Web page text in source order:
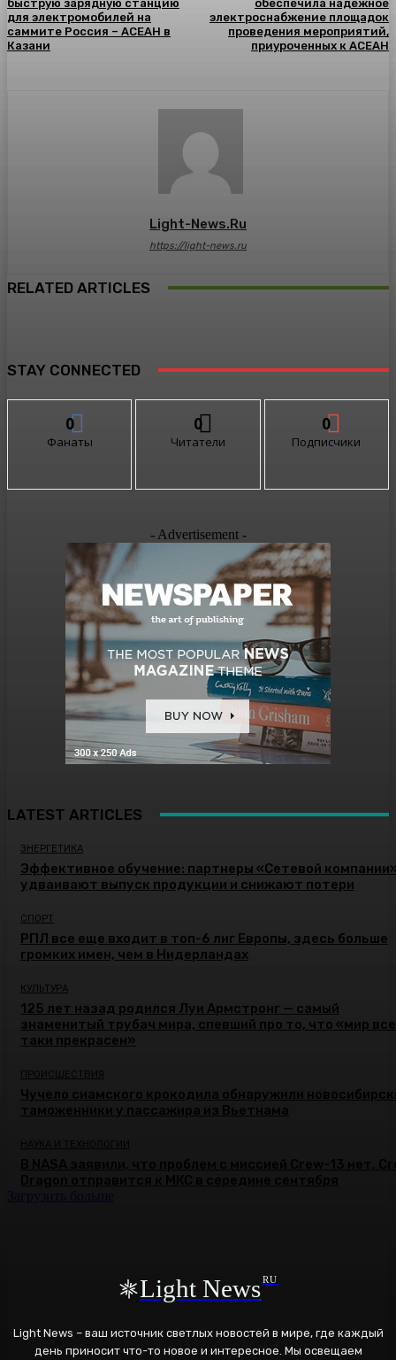
быструю зарядную станцию
для электромобилей на
саммите Россия – АСЕАН в
Казани
обеспечила надежное
электроснабжение площадок
проведения мероприятий,
приуроченных к АСЕАН
Light-News.ru
https://light-news.ru
RELATED ARTICLES
STAY CONNECTED
0
Фанаты
0
Читатели
0
Подписчики
- Advertisement -
LATEST ARTICLES
ЭНЕРГЕТИКА
Эффективное обучение: партнеры «Сетевой
удваивают выпуск продукции и снижают потери
СПОРТ
РПЛ все еще входит в топ-6 лиг Европы, здесь больше
громких имен, чем в Нидерландах
КУЛЬТУРА
125 лет назад родился Луи Армстронг — самый
знаменитый трубач мира, спевший про то, что «мир
таки прекрасен»
ПРОИСШЕСТВИЯ
Чучело сиамского крокодила обнаружили
таможенники у пассажира из Вьетнама
Light NewsRU
Light News – ваш источник светлых новостей в мире, где каждый
день приносит что-то новое и интересное. Мы освещаем